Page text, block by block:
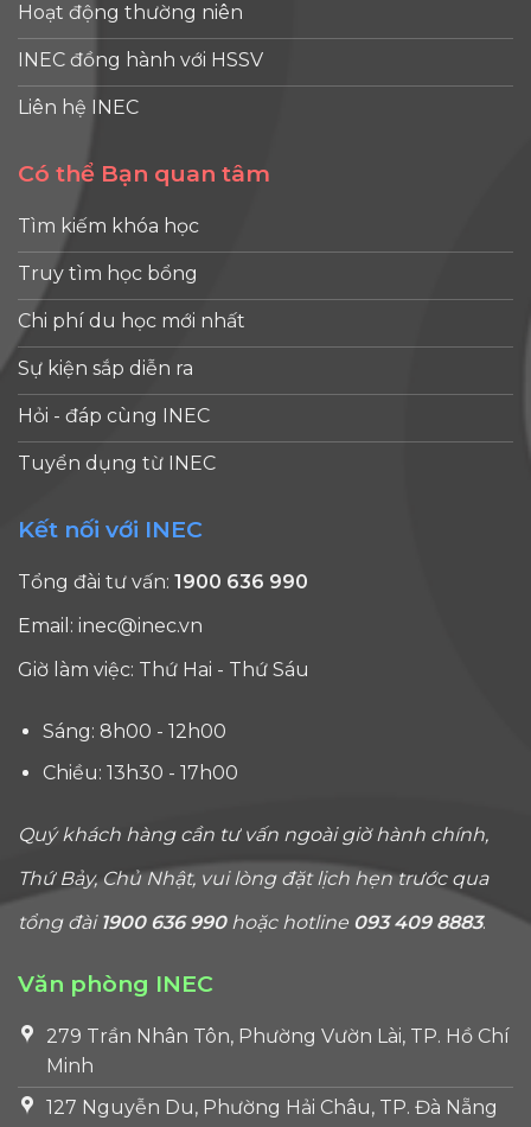
Hoạt động thường niên
INEC đồng hành với HSSV
Liên hệ INEC
Có thể Bạn quan tâm
Tìm kiếm khóa học
Truy tìm học bổng
Chi phí du học mới nhất
Sự kiện sắp diễn ra
Hỏi - đáp cùng INEC
Tuyển dụng từ INEC
Kết nối với INEC
Tổng đài tư vấn: 1900 636 990
Email: inec@inec.vn
Giờ làm việc: Thứ Hai - Thứ Sáu
Sáng: 8h00 - 12h00
Chiều: 13h30 - 17h00
Quý khách hàng cần tư vấn ngoài giờ hành chính,
Thứ Bảy, Chủ Nhật, vui lòng đặt lịch hẹn trước qua
tổng đài 1900 636 990hoặc hotline 093 409 8883.
Văn phòng INEC
279 Trần Nhân Tôn, Phường Vườn Lài, TP. Hồ Chí
Minh
127 Nguyễn Du, Phường Hải Châu, TP. Đà Nẵng